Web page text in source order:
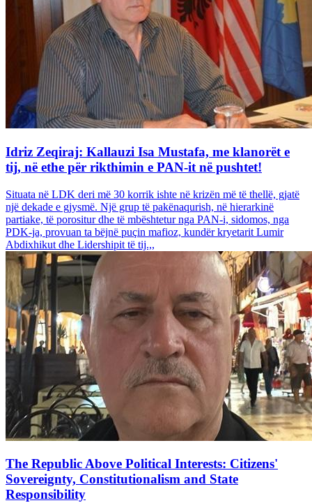
Idriz Zeqiraj: Kallauzi Isa Mustafa, me klanorët e
tij, në ethe për rikthimin e PAN-it në pushtet!
Situata në LDK deri më 30 korrik ishte në krizën më të thellë, gjatë
një dekade e gjysmë. Një grup të pakënaqurish, në hierarkinë
partiake, të porositur dhe të mbështetur nga PAN-i, sidomos, nga
PDK-ja, provuan ta bëjnë puçin mafioz, kundër kryetarit Lumir
Abdixhikut dhe Lidershipit të tij.,,
The Republic Above Political Interests: Citizens'
Sovereignty, Constitutionalism and State
Responsibility